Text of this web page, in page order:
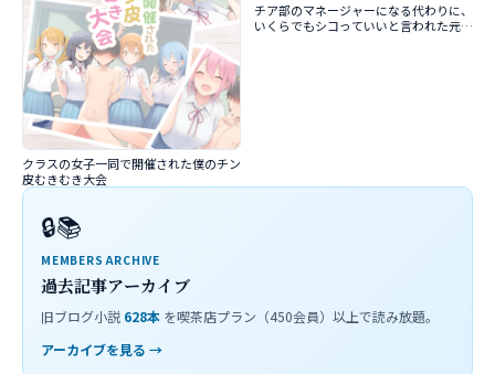
クラスの女子一同で開催された僕のチン
皮むきむき大会
チア部のマネージャーになる代わりに、
いくらでもシコっていいと言われた元盗
🔒📚
MEMBERS ARCHIVE
過去記事アーカイブ
旧ブログ小説 628本 を喫茶店プラン（450会員）以上で読み放題。
アーカイブを見る →